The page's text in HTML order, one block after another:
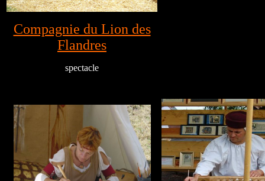
Compagnie du Lion des
Flandres
spectacle